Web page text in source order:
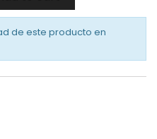
de este producto en